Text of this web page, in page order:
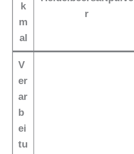
k
m
al
r
V
er
ar
b
ei
tu